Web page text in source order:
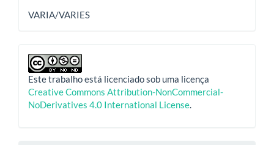
VARIA/VARIES
Este trabalho está licenciado sob uma licença
Creative Commons Attribution-NonCommercial-
NoDerivatives 4.0 International License.